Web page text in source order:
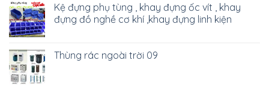
Kệ đựng phụ tùng , khay đựng ốc vít , khay
đựng đồ nghề cơ khí ,khay đựng linh kiện
Thùng rác ngoài trời 09